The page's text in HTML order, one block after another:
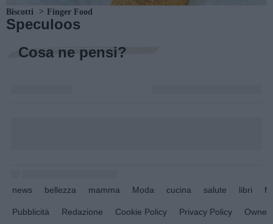
Biscotti Finger Food
Speculoos
Cosa ne pensi?
news bellezza mamma Moda cucina salute libri
Pubblicità Redazione Cookie Policy Privacy Policy